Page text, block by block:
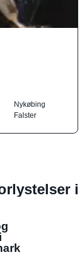
Nykøbing
Falster